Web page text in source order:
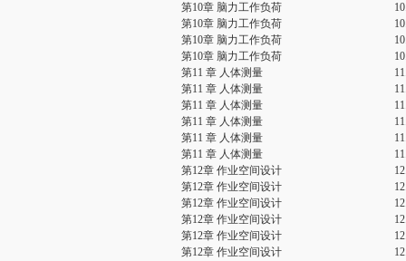
第10章 脑力工作负荷
第10章 脑力工作负荷
第10章 脑力工作负荷
第10章 脑力工作负荷
第11 章 人体测量
第11 章 人体测量
第11 章 人体测量
第11 章 人体测量
第11 章 人体测量
第11 章 人体测量
第12章 作业空间设计
第12章 作业空间设计
第12章 作业空间设计
第12章 作业空间设计
第12章 作业空间设计
第12章 作业空间设计